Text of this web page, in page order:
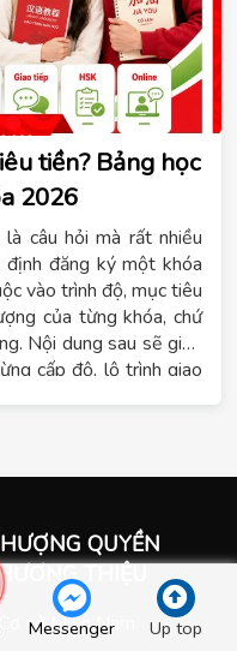
tiền? Bảng học
2026
câu hỏi mà rất nhiều
đăng ký một khóa
vào trình độ, mục tiêu
của từng khóa, chứ
Nội dung sau sẽ giúp
cấp độ, lộ trình giao
QUYỀN
THIỆU
sở Miền Nam
Messenger Up top